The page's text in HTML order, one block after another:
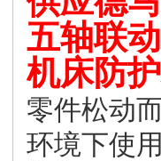
五轴联
机床防
零件松动
环境下使